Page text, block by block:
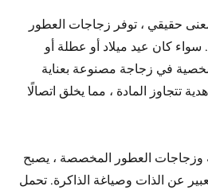
حقيقي ، توفر زجاجات العطور
سواء كان عيد ميلاد أو عطلة أو
شخصية في زجاجة مصنوعة بعناية
تتجاوز المادة ، مما يخلق اتصالًا
وزجاجات العطور المخصصة ، يصبح
عن الذات وصياغة الذاكرة. تحمل